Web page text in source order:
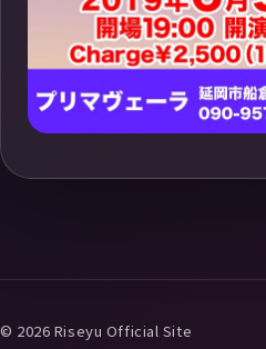
© 2026 Riseyu Official Site